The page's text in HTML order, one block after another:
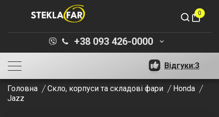
shopping_bag
0
+38 093 426-0000 keyboard_arrow_down
Відгуки:3
Головна Скло, корпуси та складові фари
Honda
Jazz